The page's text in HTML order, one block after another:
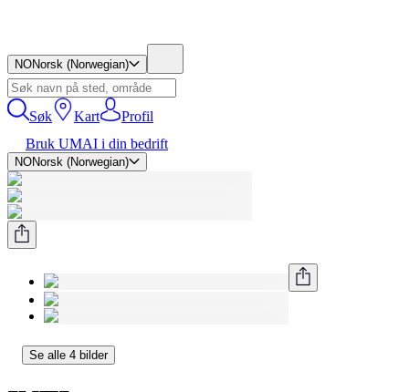
NONorsk (Norwegian)
Søk Kart
Profil
Bruk UMAI i din bedrift
NONorsk (Norwegian)
Se alle 4 bilder